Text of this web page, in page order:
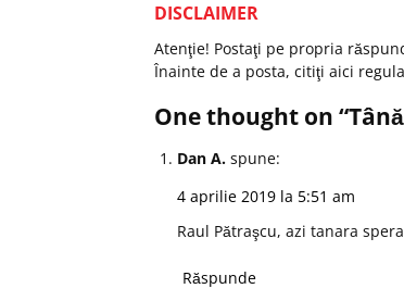
DISCLAIMER
Atenţie! Postaţi pe propria
Înainte de a posta, citiţi aici
One thought on “
Dan A. spune:
4 aprilie 2019 la 5:51 am
Raul Pătraşcu, azi tanara
Răspunde